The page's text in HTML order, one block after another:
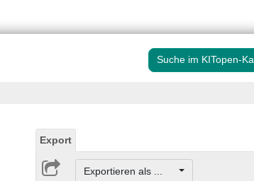
Suche im KITopen-
Export
Exportieren als ...